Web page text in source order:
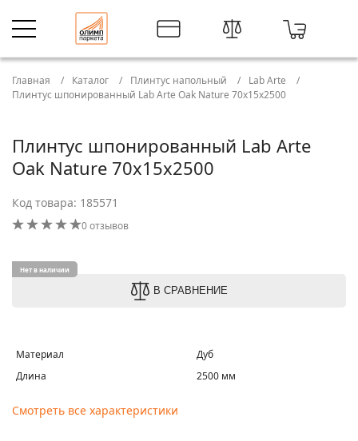
Главная Каталог Плинтус напольный
Lab Arte
Плинтус шпонированный Lab Arte Oak Nature 70х15х2500
Плинтус шпонированный Lab Arte
Oak Nature 70х15х2500
Код товара: 185571
0 отзывов
Нет в наличии
В СРАВНЕНИЕ
Материал
Дуб
Длина
2500 мм
Смотреть все характеристики